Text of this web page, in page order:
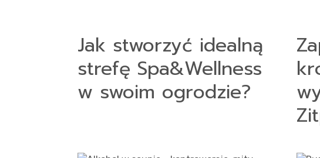
Jak stworzyć idealną
strefę Spa&Wellness
w swoim ogrodzie?